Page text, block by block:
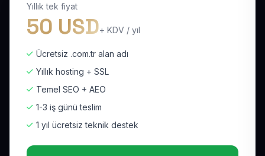
Yıllık tek fiyat
50 USD+ KDV / yıl
Ücretsiz .com.tr alan adı
Yıllık hosting + SSL
Temel SEO + AEO
1-3 iş günü teslim
1 yıl ücretsiz teknik destek